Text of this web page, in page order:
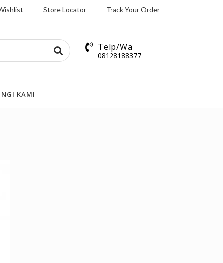
Store Locator Track Your Order
Telp/Wa
08128188377
KAMI